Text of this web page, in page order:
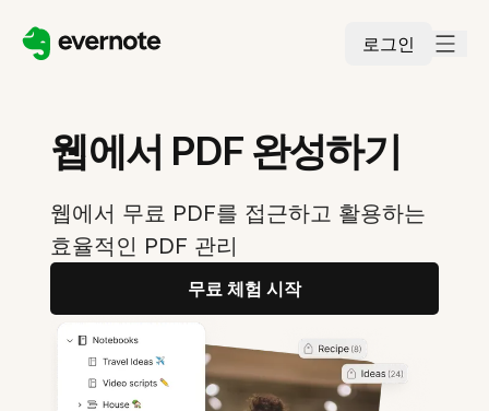
로그인
웹에서 PDF 완성하기
웹에서 무료 PDF를 접근하고 활용하는
효율적인 PDF 관리
무료 체험 시작